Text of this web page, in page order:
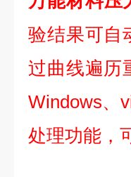
验结果可自
过曲线遍历
Windows、
处理功能，